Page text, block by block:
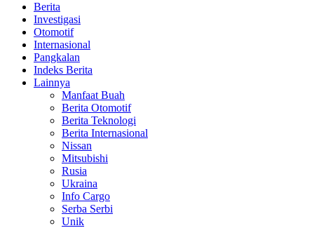
Berita
Investigasi
Otomotif
Internasional
Pangkalan
Indeks Berita
Lainnya
Manfaat Buah
Berita Otomotif
Berita Teknologi
Berita Internasional
Nissan
Mitsubishi
Rusia
Ukraina
Info Cargo
Serba Serbi
Unik